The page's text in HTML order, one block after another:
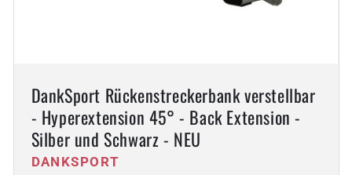
DankSport Rückenstreckerbank verstellbar
- Hyperextension 45° - Back Extension -
Silber und Schwarz - NEU
Anbieter:
DANKSPORT